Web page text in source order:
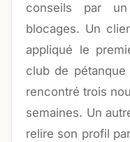
conseils par
blocages. Un
appliqué le
club de
rencontré trois
semaines. Un
relire son profil